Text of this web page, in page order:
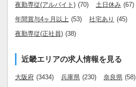
夜勤専従(アルバイト) (70) 土日休み (67)
年間賞与4ヶ月以上 (53) 社宅あり (45)
夜勤専従(正社員) (38)
近畿エリアの求人情報を見る
大阪府 (3434) 兵庫県 (230) 奈良県 (58)